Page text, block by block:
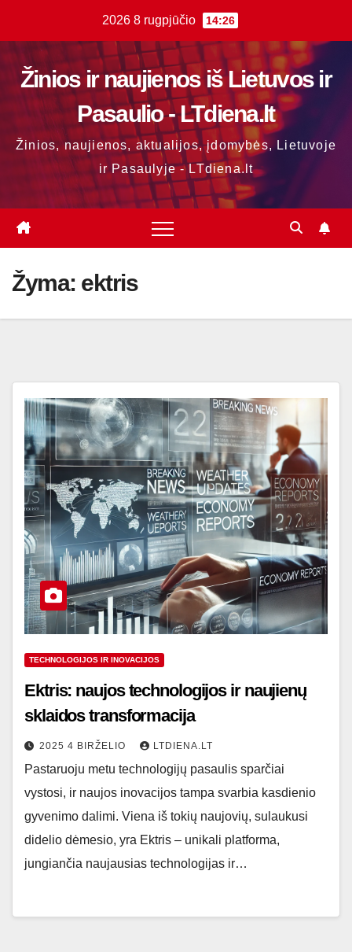
content
2026 8 rugpjūčio 14:26
Žinios ir naujienos iš Lietuvos ir
Pasaulio - LTdiena.lt
Žinios, naujienos, aktualijos, įdomybės, Lietuvoje
ir Pasaulyje - LTdiena.lt
Žyma: ektris
TECHNOLOGIJOS IR INOVACIJOS
Ektris: naujos technologijos ir naujienų
sklaidos transformacija
2025 4 BIRŽELIO LTDIENA.LT
Pastaruoju metu technologijų pasaulis sparčiai
vystosi, ir naujos inovacijos tampa svarbia kasdienio
gyvenimo dalimi. Viena iš tokių naujovių, sulaukusi
didelio dėmesio, yra Ektris – unikali platforma,
jungiančia naujausias technologijas ir…